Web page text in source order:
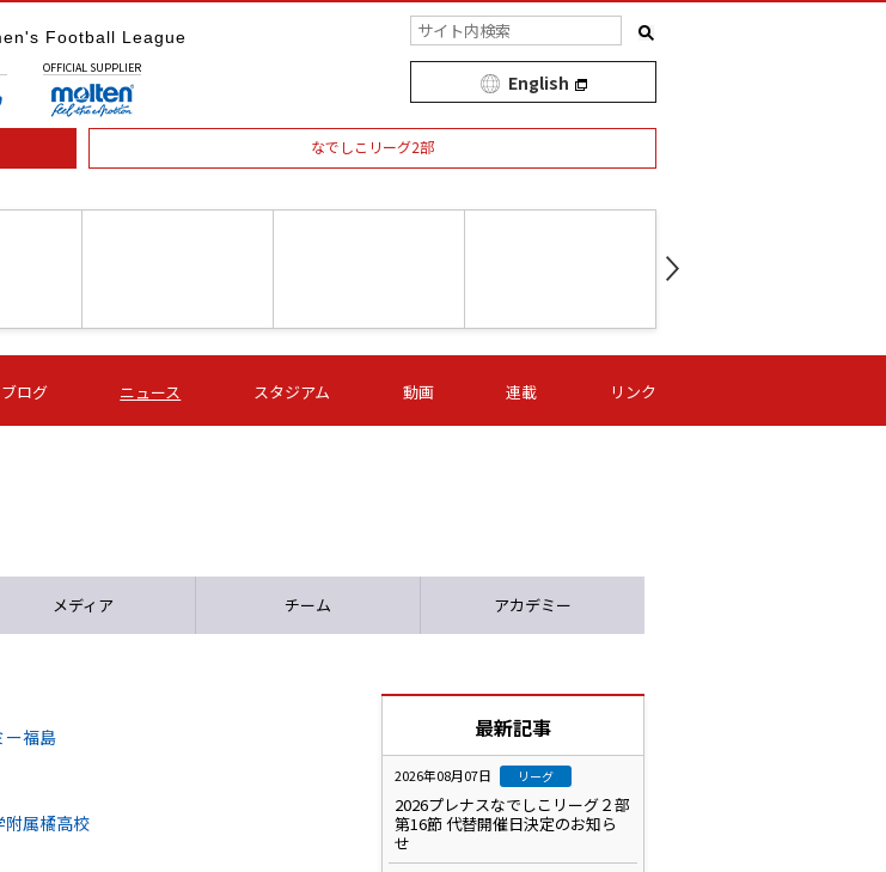
Football League
OFFICIAL SUPPLIER
English
なでしこリーグ2部
) 16:00
いちご
-
第16節 09/06 (日) 15:00
-
第16節 09/06 (日) 15:00
- -
ブログ ニュース スタジアム 動画 連載 リンク
メディア チーム アカデミー
ー福島
属橘高校
最新記事
2026年08月07日 リーグ
2026プレナスなでしこリーグ２部
第16節 代替開催日決定のお知ら
せ